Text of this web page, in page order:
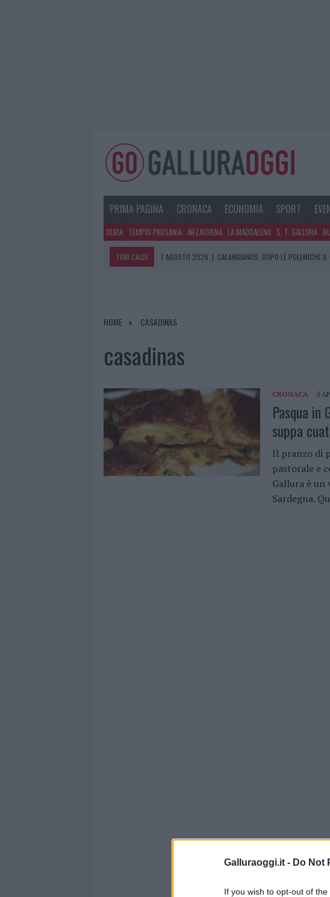
Galluraoggi.it - Do Not
If you wish to opt-out of
PRIMA PAGINA CRONACA ECONOMIA SPORT
OLBIA TEMPIO PAUSANIA ARZACHENA LA MADDALENA S. T. GALLURA
TEMI CALDI 7 AGOSTO 2026 | CALANGIANUS, DOPO LE POLEMICHE
7 AGOSTO 2026 | MONTE PINO, LA FINE DI UN LUNGO DOLORE: STORIA
HOME CASADINAS
casadinas
CRONACA 5
Pasqua
suppa
Il pranzo di
pastorale e
Gallura è
Sardegna.